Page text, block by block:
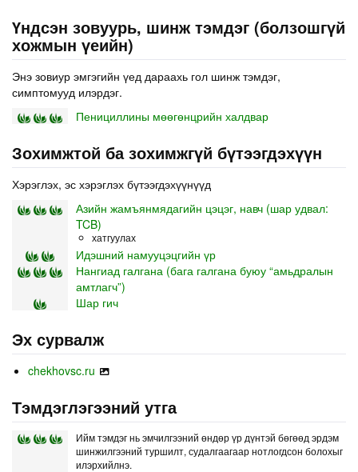
Үндсэн зовуурь, шинж тэмдэг (болзошгүй
хожмын үеийн)
Энэ зовиур эмгэгийн үед дараахь гол шинж тэмдэг,
симптомууд илэрдэг.
Пенициллины мөөгөнцрийн халдвар
Зохимжтой ба зохимжгүй бүтээгдэхүүн
Хэрэглэх, эс хэрэглэх бүтээгдэхүүнүүд
Азийн жамъянмядагийн цэцэг, навч (шар удвал:
TCB)
хатгуулах
Идэшний намууцэцгийн үр
Нангиад галгана (бага галгана буюу “амьдралын
амтлагч”)
Шар гич
Эх сурвалж
chekhovsc.ru
Тэмдэглэгээний утга
Ийм тэмдэг нь эмчилгээний өндөр үр дүнтэй бөгөөд эрдэм
шинжилгээний туршилт, судалгаагаар нотлогдсон болохыг
илэрхийлнэ.